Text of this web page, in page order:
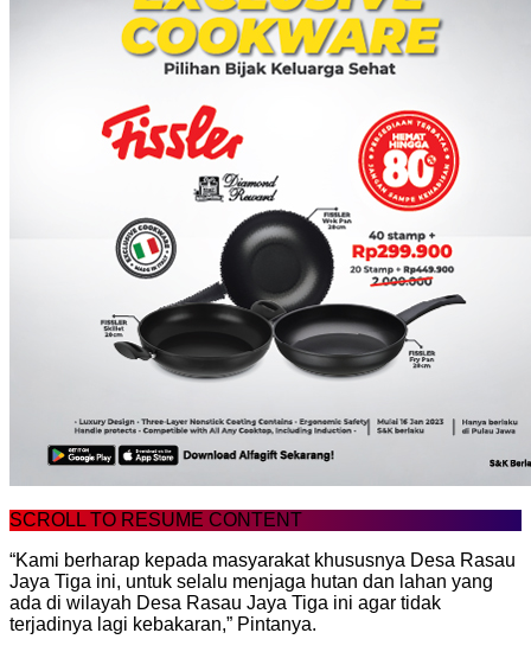
SCROLL TO RESUME CONTENT
“Kami berharap kepada masyarakat khususnya Desa Rasau
Jaya Tiga ini, untuk selalu menjaga hutan dan lahan yang
ada di wilayah Desa Rasau Jaya Tiga ini agar tidak
terjadinya lagi kebakaran,” Pintanya.